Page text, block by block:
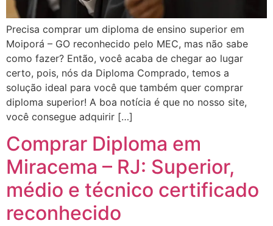
Precisa comprar um diploma de ensino superior em
Moiporá – GO reconhecido pelo MEC, mas não sabe
como fazer? Então, você acaba de chegar ao lugar
certo, pois, nós da Diploma Comprado, temos a
solução ideal para você que também quer comprar
diploma superior! A boa notícia é que no nosso site,
você consegue adquirir […]
Comprar Diploma em
Miracema – RJ: Superior,
médio e técnico certificado
reconhecido